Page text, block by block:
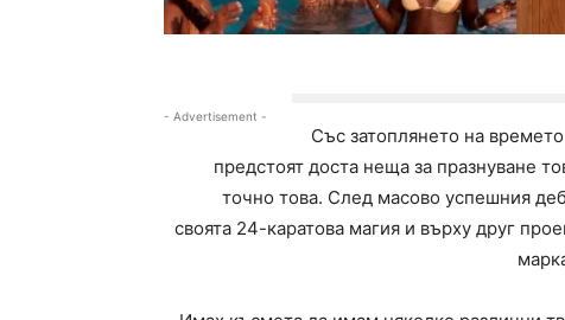
- Advertisement -
Със затоплянето на
предстоят доста неща за празнуване
точно това. След масово успешния
своята 24-каратова магия и върху друг